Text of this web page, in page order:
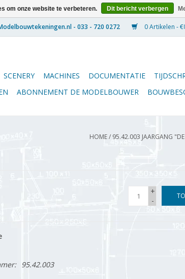
0 Artikelen -
SCENERY MACHINES DOCUMENTATIE
ABONNEMENT DE MODELBOUWER
HOME/ 95.42.003 JAARGANG
+
-
95.42.003
om onze website te verbeteren. Dit bericht verbergen